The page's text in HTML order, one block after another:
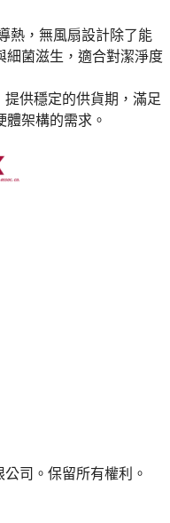
熱，無風扇設計除了能
細菌滋生，適合對潔淨度
供穩定的供貨期，滿足
架構的需求。
司。保留所有權利。